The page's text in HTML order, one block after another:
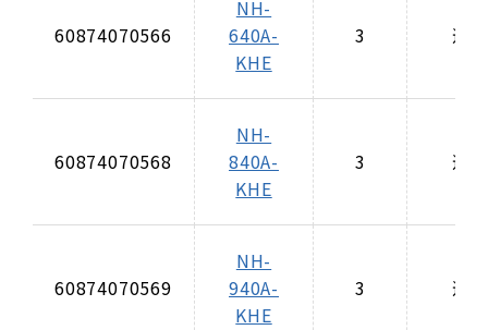
60874070566
NH-
640A-
KHE
3 適合
60874070568
NH-
840A-
KHE
3 適合
60874070569
NH-
940A-
KHE
3 適合